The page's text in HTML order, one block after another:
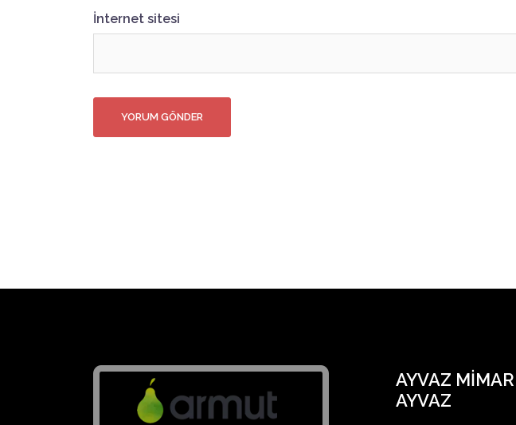
İnternet sitesi
AYVAZ
AYVAZ